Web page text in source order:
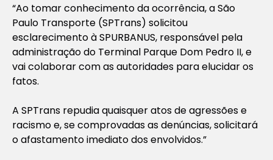
“Ao tomar conhecimento da ocorrência, a São
Paulo Transporte (SPTrans) solicitou
esclarecimento à SPURBANUS, responsável pela
administração do Terminal Parque Dom Pedro II, e
vai colaborar com as autoridades para elucidar os
fatos.
A SPTrans repudia quaisquer atos de agressões e
racismo e, se comprovadas as denúncias, solicitará
o afastamento imediato dos envolvidos.”